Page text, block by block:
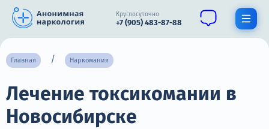
Круглосуточно
+7 (905) 483-87-88
О нас
Наркомания
Главная Наркомания
Лечение токсикомании в
Новосибирске